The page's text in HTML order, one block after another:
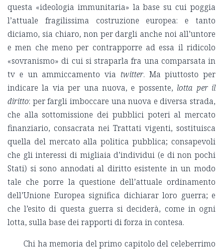
questa «ideologia immunitaria» la base su cui poggia
l’attuale fragilissima costruzione europea: e tanto
diciamo, sia chiaro, non per dargli anche noi all’untore
e men che meno per contrapporre ad essa il ridicolo
«sovranismo» di cui si straparla fra una comparsata in
tv e un ammiccamento via twitter. Ma piuttosto per
indicare la via per una nuova, e possente, lotta per il
diritto: per fargli imboccare una nuova e diversa strada,
che alla sottomissione dei pubblici poteri al mercato
finanziario, consacrata nei Trattati vigenti, sostituisca
quella del mercato alla politica pubblica; consapevoli
che gli interessi di migliaia d’individui (e di non pochi
Stati) si sono annodati al diritto esistente in un modo
tale che porre la questione dell’attuale ordinamento
dell’Unione Europea significa dichiarar loro guerra; e
che l’esito di questa guerra si deciderà, come in ogni
lotta, sulla base dei rapporti di forza in contesa.
Chi ha memoria del primo capitolo del celeberrimo